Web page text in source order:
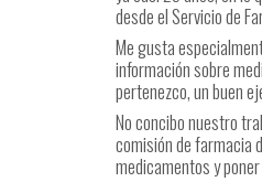
desde el Servicio de
Me gusta
información sobre
pertenezco, un buen
No concibo nuestro
comisión de farmacia
medicamentos y